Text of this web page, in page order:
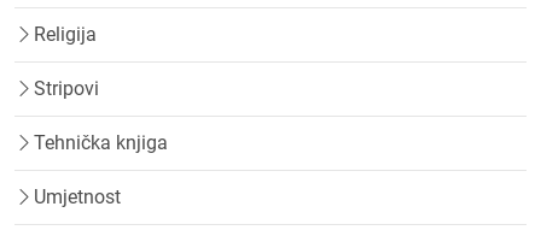
Religija
Stripovi
Tehnička knjiga
Umjetnost